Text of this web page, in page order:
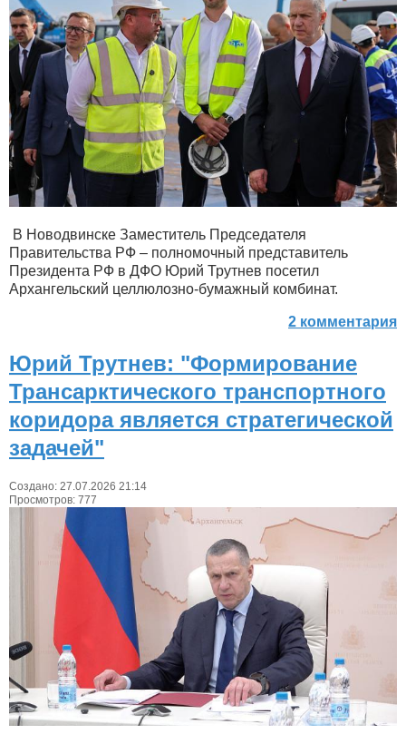
В Новодвинске Заместитель Председателя
Правительства РФ – полномочный представитель
Президента РФ в ДФО Юрий Трутнев посетил
Архангельский целлюлозно-бумажный комбинат.
2 комментария
Юрий Трутнев: "Формирование
Трансарктического транспортного
коридора является стратегической
задачей"
Создано: 27.07.2026 21:14
Просмотров: 777